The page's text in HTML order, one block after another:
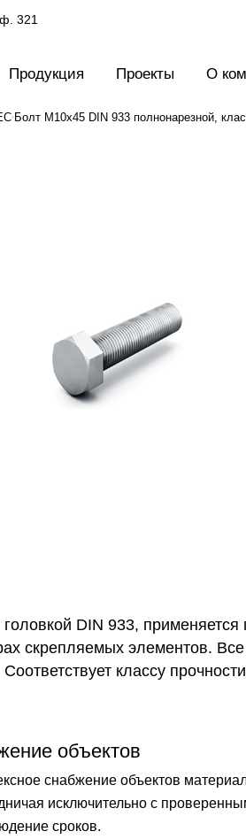
321
Продукция Проекты О
Болт М10х45 DIN 933 полнонарезной,
DIN 933,
скрепляемых элементов.
классу
объектов
снабжение объектов
исключительно с
сроков.